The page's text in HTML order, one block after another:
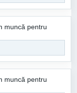
muncă pentru
muncă pentru